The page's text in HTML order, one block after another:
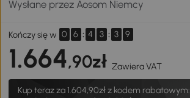
Wysłane przez Aosom Niemcy
Kończy się w 0 6 : 4 3 : 3 9
1.664,90zł Zawiera VAT
Kup teraz za1.604,90złz kodem rabatowym: